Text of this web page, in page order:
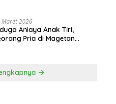
Maret 2026
Aniaya Anak Tiri,
Pria di Magetan